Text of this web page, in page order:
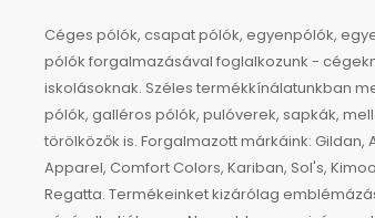
Céges pólók, csapat pólók, egyenpólók,
pólók forgalmazásával foglalkozunk -
iskolásoknak. Széles termékkínálatunkban
pólók, galléros pólók, pulóverek, sapkák,
törölközők is. Forgalmazott márkáink: Gildan,
Apparel, Comfort Colors, Kariban, Sol's,
Regatta. Termékeinket kizárólag